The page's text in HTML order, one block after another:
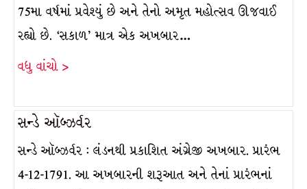
75મા વર્ષમાં પ્રવેશ્યું છે અને તેનો અમૃત મહોત્સવ ઊજવાઈ
રહ્યો છે. ‘સકાળ’ માત્ર એક અખબાર…
વધુ વાંચો >
સન્ડે ઑબ્ઝર્વર
સન્ડે ઑબ્ઝર્વર : લંડનથી પ્રકાશિત અંગ્રેજી અખબાર. પ્રારંભ
4-12-1791. આ અખબારની શરૂઆત અને તેનાં પ્રારંભનાં